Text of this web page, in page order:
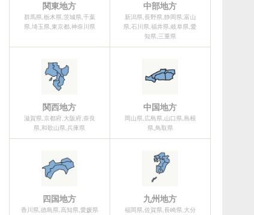
関東地方
群馬県,栃木県,茨城県,千葉
県,埼玉県,東京都,神奈川県
中部地方
新潟県,長野県,静岡県,富山
県,石川県,福井県,岐阜県,愛
知県,三重県
関西地方
滋賀県,京都府,大阪府,奈良
県,和歌山県,兵庫県
中国地方
岡山県,広島県,山口県,島根
県,鳥取県
四国地方
香川県,徳島県,高知県,愛媛県
九州地方
福岡県,佐賀県,長崎県,大分